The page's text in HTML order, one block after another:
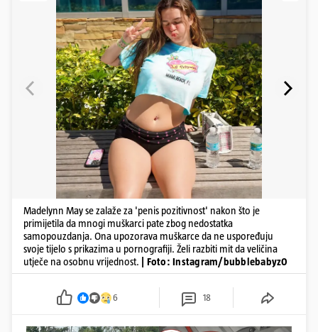
Madelynn May se zalaže za 'penis pozitivnost' nakon što je
primijetila da mnogi muškarci pate zbog nedostatka
samopouzdanja. Ona upozorava muškarce da ne uspoređuju
svoje tijelo s prikazima u pornografiji. Želi razbiti mit da veličina
utječe na osobnu vrijednost.
| Foto: Instagram/bubblebabyz0
6 18